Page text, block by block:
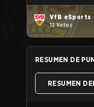
VfB eSports
12 Votos
RESUMEN DE
RESUMEN